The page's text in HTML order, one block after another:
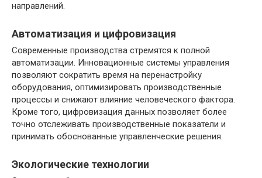
направлений.
Автоматизация и цифровизация
Современные производства стремятся к полной
автоматизации. Инновационные системы управления
позволяют сократить время на перенастройку
оборудования, оптимизировать производственные
процессы и снижают влияние человеческого фактора.
Кроме того, цифровизация данных позволяет более
точно отслеживать производственные показатели и
принимать обоснованные управленческие решения.
Экологические технологии